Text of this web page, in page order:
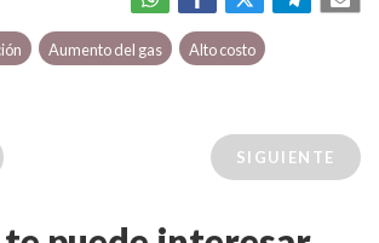
Aumento del gas Alto costo
SIGUIENTE